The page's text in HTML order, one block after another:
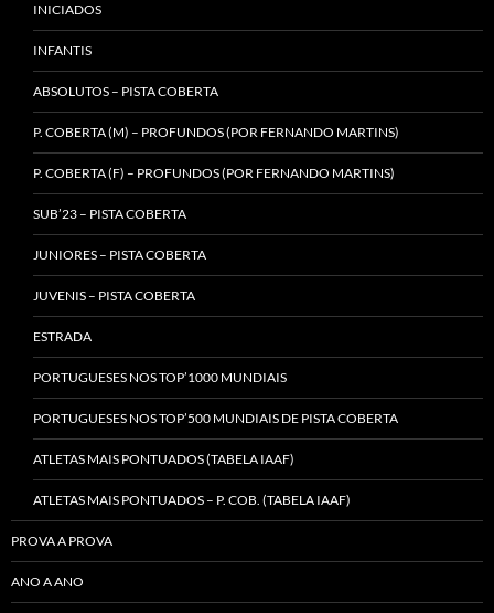
INICIADOS
INFANTIS
ABSOLUTOS – PISTA COBERTA
P. COBERTA (M) – PROFUNDOS (POR FERNANDO MARTINS)
P. COBERTA (F) – PROFUNDOS (POR FERNANDO MARTINS)
SUB’23 – PISTA COBERTA
JUNIORES – PISTA COBERTA
JUVENIS – PISTA COBERTA
ESTRADA
PORTUGUESES NOS TOP’1000 MUNDIAIS
PORTUGUESES NOS TOP’500 MUNDIAIS DE PISTA COBERTA
ATLETAS MAIS PONTUADOS (TABELA IAAF)
ATLETAS MAIS PONTUADOS – P. COB. (TABELA IAAF)
PROVA A PROVA
ANO A ANO